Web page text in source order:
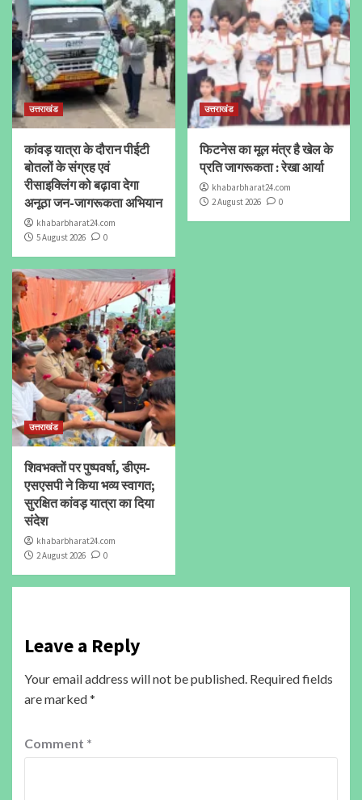
उत्तराखंड
कांवड़ यात्रा के दौरान पीईटी
बोतलों के संग्रह एवं
रीसाइक्लिंग को बढ़ावा देगा
अनूठा जन-जागरूकता अभियान
khabarbharat24.com
5 August 2026
0
उत्तराखंड
फिटनेस का मूल मंत्र है खेल के
प्रति जागरूकता : रेखा आर्या
khabarbharat24.com
2 August 2026
0
उत्तराखंड
शिवभक्तों पर पुष्पवर्षा, डीएम-
एसएसपी ने किया भव्य स्वागत;
सुरक्षित कांवड़ यात्रा का दिया
संदेश
khabarbharat24.com
2 August 2026
0
Leave a Reply
Your email address will not be published. Required fields
are marked*
Comment *